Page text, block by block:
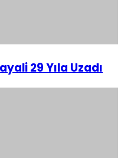
29 Yıla Uzadı